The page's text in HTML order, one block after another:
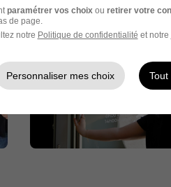
paramétrer vos choix ou retirer votre
de page.
notre Politique de confidentialité et notre
Personnaliser mes choix Tout